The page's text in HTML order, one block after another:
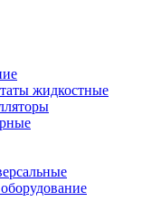
жидкостные